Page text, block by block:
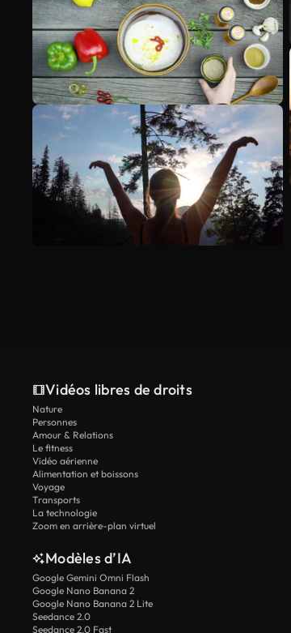
Vidéos libres de droits
Nature
Personnes
Amour & Relations
Le fitness
Vidéo aérienne
Alimentation et boissons
Voyage
Transports
La technologie
Zoom en arrière-plan virtuel
Modèles d’IA
Google Gemini Omni Flash
Google Nano Banana 2
Google Nano Banana 2 Lite
Seedance 2.0
Seedance 2.0 Fast